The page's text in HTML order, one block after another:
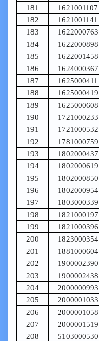
181
1621001107
182
1621001141
183
1622000763
184
1622000898
185
1622001458
186
1624000367
187
1625000411
188
1625000419
189
1625000608
190
1721000233
191
1721000532
192
1781000759
193
1802000437
194
1802000619
195
1802000850
196
1802000954
197
1803000339
198
1821000197
199
1821000396
200
1823000354
201
1881000604
202
1900002390
203
1900002438
204
2000000993
205
2000001033
206
2000001058
207
2000001519
208
5103000530